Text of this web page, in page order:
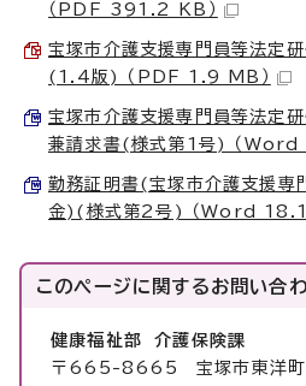
（PDF 391.2 KB）
宝塚市介護支援専門員等法定
(1.4版) （PDF 1.9 MB）
宝塚市介護支援専門員等法定
兼請求書(様式第1号) （Word
勤務証明書(宝塚市介護支援専
金)(様式第2号) （Word 18.1
このページに関するお問い合
健康福祉部 介護保険課
〒665-8665 宝塚市東洋